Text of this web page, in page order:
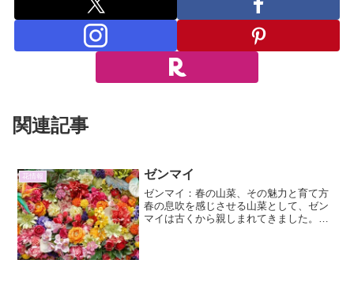
関連記事
花情報 ゼンマイ
ゼンマイ：春の山菜、その魅力と育て方
春の息吹を感じさせる山菜として、ゼン
マイは古くから親しまれてきました。そ